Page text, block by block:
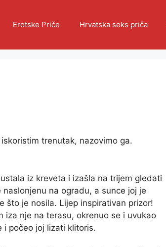
Erotske Priče Hrvatska seks priča
trenutak, nazovimo ga.
iz kreveta i izašla na trijem gledati
na ogradu, a sunce joj je
što je nosila. Lijep inspirativan prizor!
iza nje na terasu, okrenuo se i uvukao
i počeo joj lizati klitoris.